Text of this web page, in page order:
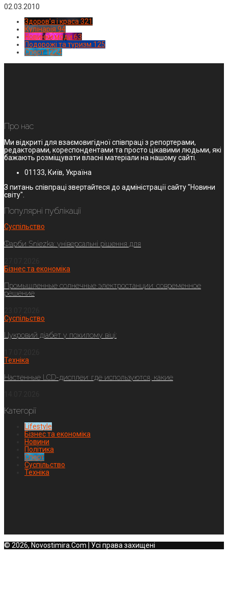
02.03.2010
Здоров'я і краса 321
Кулінарія 94
Новинки моди 63
Подорожі та туризм 125
Спорт1224
Про нас
Ми відкриті для взаємовигідної співпраці з репортерами,
редакторами, кореспондентами та просто цікавими людьми, які
бажають розміщувати власні матеріали на нашому сайті.
01133, Київ, Україна
З питань співпраці звертайтеся до адміністрації сайту "Новини
світу".
Популярні публікації
Суспільство
Фарби Sniezka: універсальні рішення для
Бізнес та економіка
Промышленные солнечные электростанции: современное
решение
Суспільство
Цукровий діабет у похилому віці:
Техніка
Настенные LCD-дисплеи: где используются, какие
Категорії
Lifestyle
Бізнес та економіка
Новини
Політика
Спорт
Суспільство
Техніка
© 2026, Novostimira.Com | Усі права захищені